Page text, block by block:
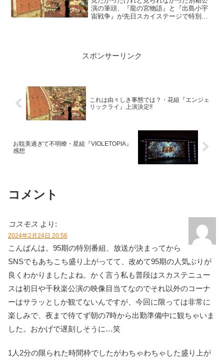
演の筆頭、『龍の宮物語』と『出島小宇
宙戦争』が先日スカイステージで特別放
という相乗効果がもたらした結果だと書
スポンサーリンク
これは由々しき事態では？・花組『エンジェ
リックライ』上演決定!!
お耽美過ぎて不明瞭・星組『VIOLETOPIA』
感想
コメント
コスモス より:
2024年2月24日 20:56
こんばんは。95期の特別番組、放送が決まってから
SNSでもあちこち盛り上がってて、改めて95期の人気ぶりが
良くわかりましたよね。かく言う私も普段はスカステニュー
スは初日や千秋楽公演の映像目当てなのでそれ以外のコーナ
ーはサラッとしか観てないんですが、今回に限っては非常に
楽しみで、夜まで待てず朝の7時から出勤準備中に観ちゃいま
した。おかげで遅刻しそうに…笑
1人2分の限られた時間枠でしたがわちゃわちゃした盛り上が